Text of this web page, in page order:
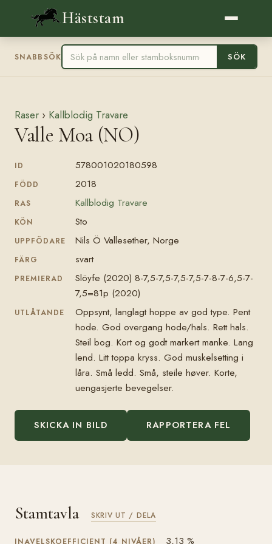
Häststam
SNABBSÖK SÖK
Raser › Kallblodig Travare
Valle Moa (NO)
ID 578001020180598
FÖDD 2018
RAS Kallblodig Travare
KÖN Sto
UPPFÖDARE Nils Ö Vallesether, Norge
FÄRG svart
PREMIERAD
Slöyfe (2020) 8-7,5-7,5-7,5-7,5-7-8-7-6,5-7-
7,5=81p (2020)
UTLÅTANDE
Oppsynt, langlagt hoppe av god type. Pent
hode. God overgang hode/hals. Rett hals.
Steil bog. Kort og godt markert manke. Lang
lend. Litt toppa kryss. God muskelsetting i
låra. Små ledd. Små, steile høver. Korte,
uengasjerte bevegelser.
SKICKA IN BILD RAPPORTERA FEL
Stamtavla SKRIV UT / DELA
INAVELSKOEFFICIENT (4 NIVÅER) 3,13 %